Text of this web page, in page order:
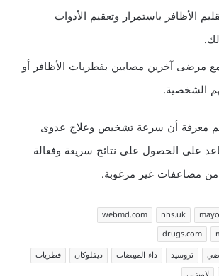
الأظافر باستمرار وتعقيم الأدوات
مرضى آخرين مصابين بفطريات الأظافر أو
الشخصية.
معرفة أن سرعة تشخيص وعلاج عدوى
على الحصول على نتائج سريعة وفعالة
مضاعفات غير مرغوبة.
nhs.uk
webmd.com
drugs.com
تروسيد داء المبيضات ديفلوكان
فطريات